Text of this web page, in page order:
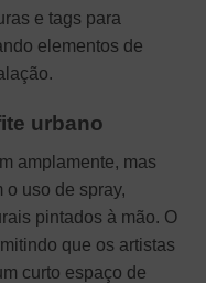
e tags para
elementos de
urbano
amplamente, mas
uso de spray,
pintados à mão. O
que os artistas
curto espaço de